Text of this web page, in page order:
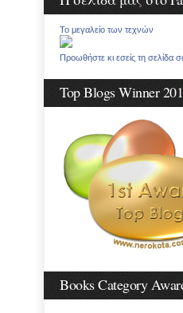
Το μεγαλείο των τεχνών
Προωθήστε κι εσείς τη σελίδα
Top Blogs Winner
Books Category